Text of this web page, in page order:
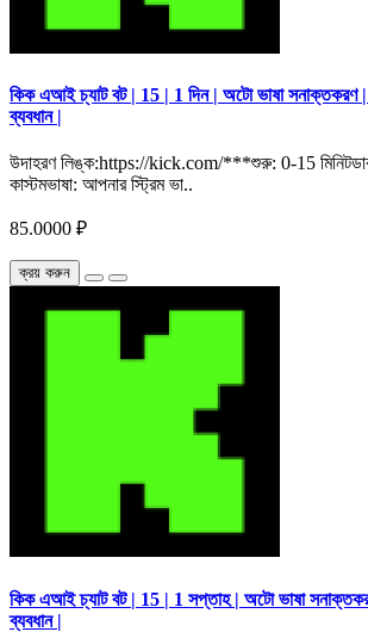
কিক এআই চ্যাট বট | 15 | 1 দিন | অটো ভাষা সনাক্তকরণ
ব্যবধান |
উদাহরণ লিঙ্ক:https://kick.com/***শুরু: 0-15
কাস্টমভাষা: আপনার স্ট্রিম ভা..
85.0000 ₽
ক্রয় করুন
কিক এআই চ্যাট বট | 15 | 1 সপ্তাহ | অটো ভাষা
ব্যবধান |